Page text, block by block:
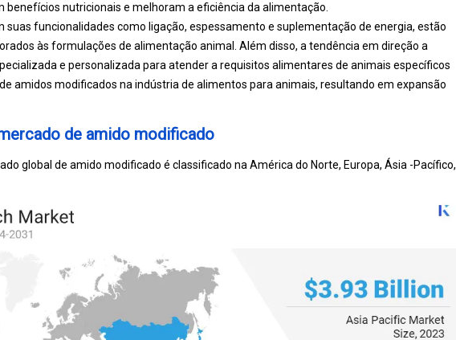
benefícios nutricionais e melhoram a eficiência da alimentação.
suas funcionalidades como ligação, espessamento e suplementação de energia, estão
às formulações de alimentação animal. Além disso, a tendência em direção a
e personalizada para atender a requisitos alimentares de animais específicos
amidos modificados na indústria de alimentos para animais, resultando em expansão
de amido modificado
global de amido modificado é classificado na América do Norte, Europa, Ásia -Pacífico,